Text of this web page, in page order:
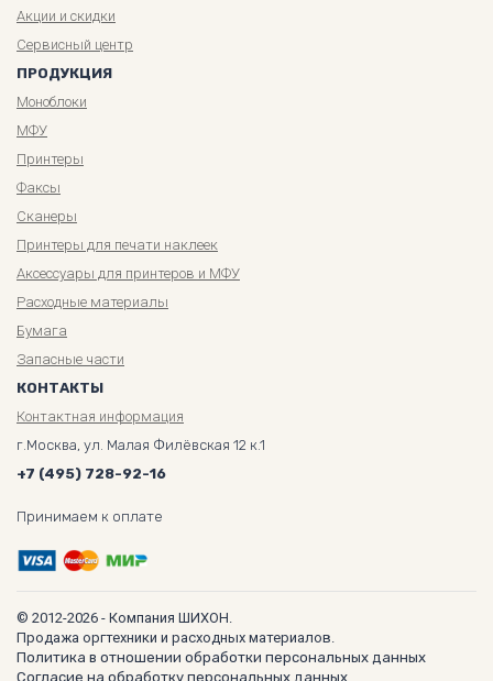
Акции и скидки
Сервисный центр
ПРОДУКЦИЯ
Моноблоки
МФУ
Принтеры
Факсы
Сканеры
Принтеры для печати наклеек
Аксессуары для принтеров и МФУ
Расходные материалы
Бумага
Запасные части
КОНТАКТЫ
Контактная информация
г.Москва, ул. Малая Филёвская 12 к.1
+7 (495) 728-92-16
Принимаем к оплате
© 2012-2026 - Компания ШИХОН.
Продажа оргтехники и расходных материалов.
Политика в отношении обработки персональных данных
Согласие на обработку персональных данных